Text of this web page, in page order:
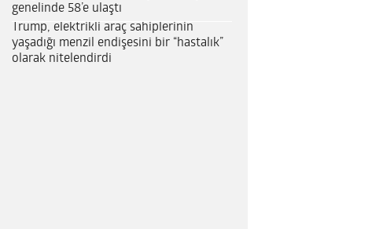
genelinde 58’e ulaştı
Trump, elektrikli araç sahiplerinin
yaşadığı menzil endişesini bir “hastalık”
olarak nitelendirdi